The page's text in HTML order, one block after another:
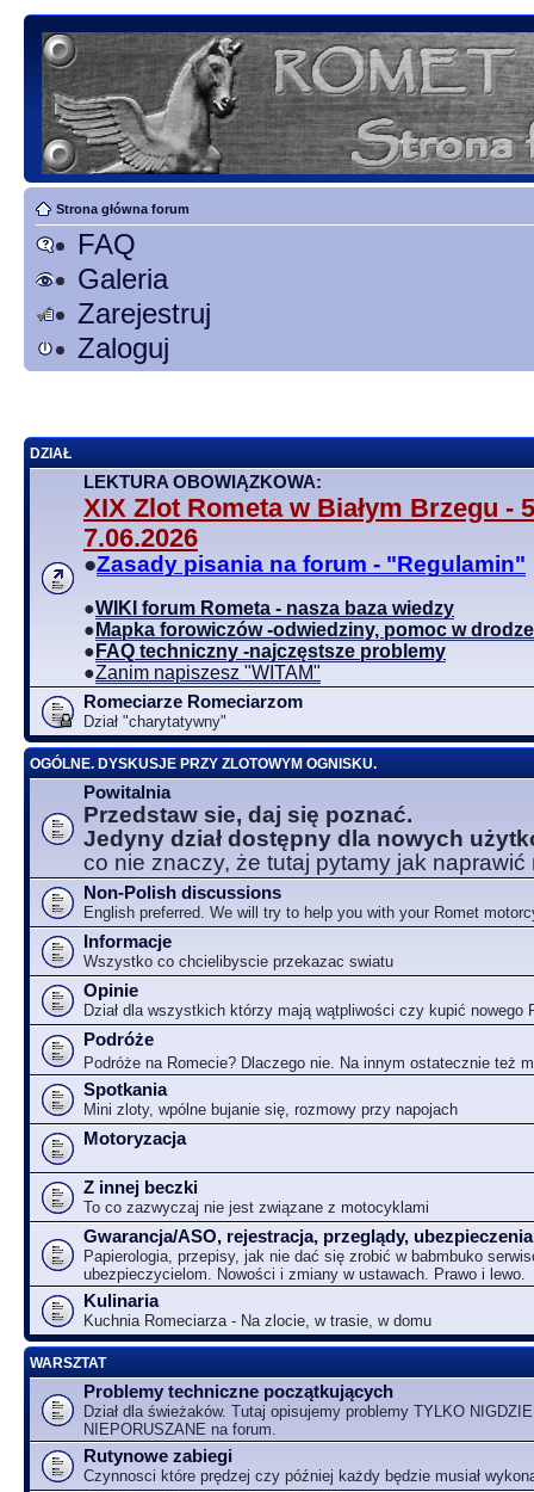
Strona główna forum
FAQ
Galeria
Zarejestruj
Zaloguj
DZIAŁ
LEKTURA OBOWIĄZKOWA:
XIX Zlot Rometa w Białym Brzegu -
7.06.2026
●Zasady pisania na forum - "Regulamin"
●WIKI forum Rometa - nasza baza wiedzy
● Mapka forowiczów -odwiedziny, pomoc w drodze
● FAQ techniczny -najczęstsze problemy
●Zanim napiszesz "WITAM"
Romeciarze Romeciarzom
Dział "charytatywny"
OGÓLNE. DYSKUSJE PRZY ZLOTOWYM OGNISKU.
Powitalnia
Przedstaw sie, daj się poznać.
Jedyny dział dostępny dla nowych
co nie znaczy, że tutaj pytamy jak naprawić
Non-Polish discussions
English preferred. We will try to help you with your Romet
Informacje
Wszystko co chcielibyscie przekazac swiatu
Opinie
Dział dla wszystkich którzy mają wątpliwości czy kupić nowego
Podróże
Podróże na Romecie? Dlaczego nie. Na innym ostatecznie też
Spotkania
Mini zloty, wpólne bujanie się, rozmowy przy napojach
Motoryzacja
Z innej beczki
To co zazwyczaj nie jest związane z motocyklami
Gwarancja/ASO, rejestracja, przeglądy,
Papierologia, przepisy, jak nie dać się zrobić w babmbuko
ubezpieczycielom. Nowości i zmiany w ustawach. Prawo i lewo.
Kulinaria
Kuchnia Romeciarza - Na zlocie, w trasie, w domu
WARSZTAT
Problemy techniczne początkujących
Dział dla świeżaków. Tutaj opisujemy problemy TYLKO NIGDZIE
NIEPORUSZANE na forum.
Rutynowe zabiegi
Czynnosci które prędzej czy później każdy będzie musiał